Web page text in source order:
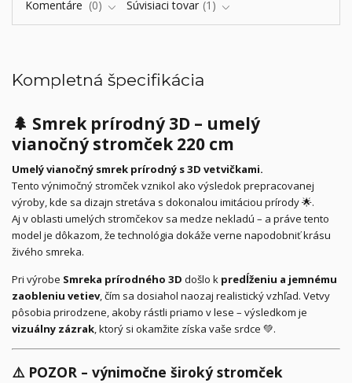
Komentáre
0 Súvisiaci tovar 1
Kompletná špecifikácia
🌲 Smrek prírodný 3D – umelý
vianočný stromček 220 cm
Umelý vianočný smrek prírodný s 3D vetvičkami.
Tento výnimočný stromček vznikol ako výsledok prepracovanej
výroby, kde sa dizajn stretáva s dokonalou imitáciou prírody 🌟.
Aj v oblasti umelých stromčekov sa medze nekladú – a práve tento
model je dôkazom, že technológia dokáže verne napodobniť krásu
živého smreka.
Pri výrobe Smreka prírodného 3D došlo k predĺženiu a jemnému
zaobleniu vetiev, čím sa dosiahol naozaj realistický vzhľad. Vetvy
pôsobia prirodzene, akoby rástli priamo v lese – výsledkom je
vizuálny zázrak, ktorý si okamžite získa vaše srdce 💚.
⚠️ POZOR – výnimočne široký stromček